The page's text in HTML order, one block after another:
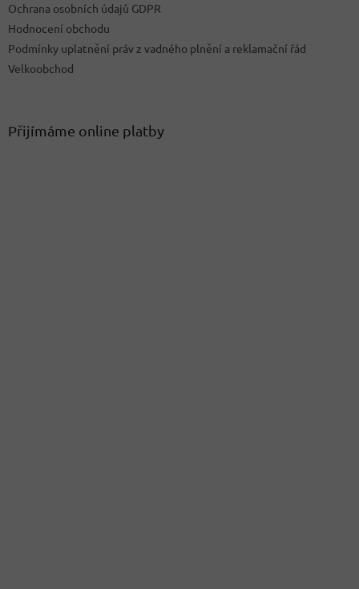
Ochrana osobních údajů GDPR
Hodnocení obchodu
Podmínky uplatnění práv z vadného plnění a reklamační řád
Velkoobchod
Přijímáme online platby